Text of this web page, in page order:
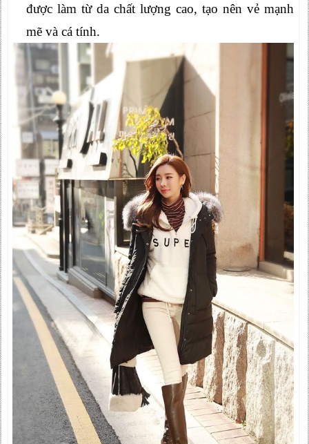
được làm từ da chất lượng cao, tạo nên vẻ mạnh
mẽ và cá tính.